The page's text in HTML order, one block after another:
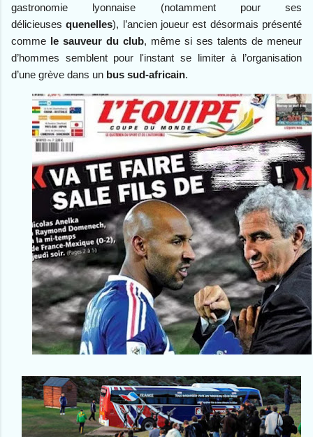
gastronomie lyonnaise (notamment pour ses
délicieusesquenelles), l’ancien joueur est désormais présenté
comme le sauveur du club, même si ses talents de meneur
d’hommes semblent pour l'instant se limiterà l’organisation
d’une grève dans un bus sud-africain.